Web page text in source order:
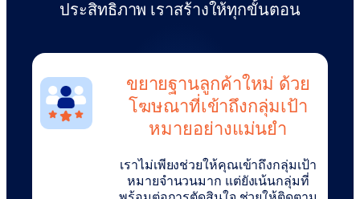
ประสิทธิภาพ เราสร้างให้ทุกขั้นตอน
ขยายฐานลูกค้าใหม่ ด้วย
โฆษณาที่เข้าถึงกลุ่มเป้า
หมายอย่างแม่นยำ
เราไม่เพียงช่วยให้คุณเข้าถึงกลุ่มเป้า
หมายจำนวนมาก แต่ยังเน้นกลุ่มที่